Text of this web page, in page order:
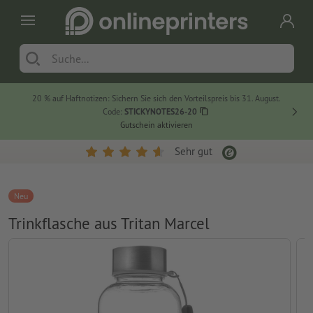
20 % auf Haftnotizen: Sichern Sie sich den Vorteilspreis bis 31. August.
Code: STICKYNOTES26-20
Gutschein aktivieren
Sehr gut
Neu
Trinkflasche aus Tritan Marcel